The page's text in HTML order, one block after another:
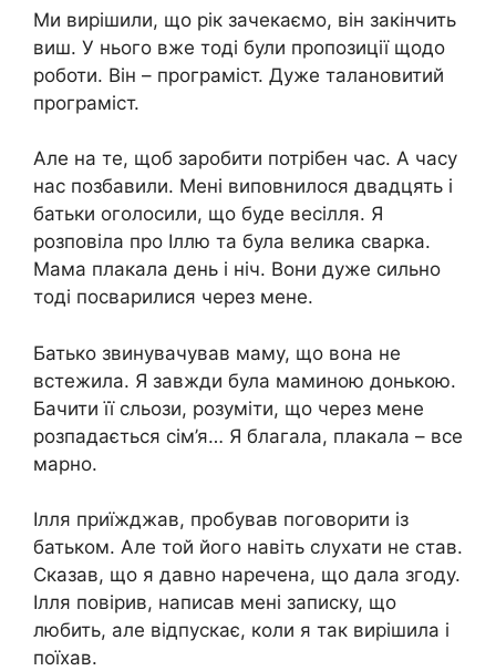
Ми вирішили, що рік зачекаємо, він закінчить
виш. У нього вже тоді були пропозиції щодо
роботи. Він – програміст. Дуже талановитий
програміст.
Але на те, щоб заробити потрібен час. А часу
нас позбавили. Мені виповнилося двадцять і
батьки оголосили, що буде весілля. Я
розповіла про Іллю та була велика сварка.
Мама плакала день і ніч. Вони дуже сильно
тоді посварилися через мене.
Батько звинувачував маму, що вона не
встежила. Я завжди була маминою донькою.
Бачити її сльози, розуміти, що через мене
розпадається сім’я… Я благала, плакала – все
марно.
Ілля приїжджав, пробував поговорити із
батьком. Але той його навіть слухати не став.
Сказав, що я давно наречена, що дала згоду.
Ілля повірив, написав мені записку, що
любить, але відпускає, коли я так вирішила і
поїхав.